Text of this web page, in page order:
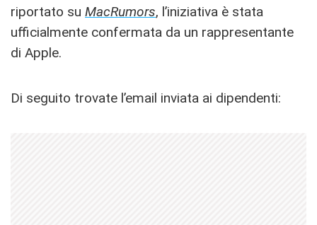
riportato su MacRumors, l’iniziativa è stata
ufficialmente confermata da un rappresentante
di Apple.
Di seguito trovate l’email inviata ai dipendenti: